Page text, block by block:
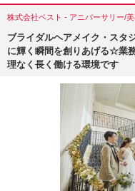
株式会社ベスト - アニバーサリー/
ブライダルヘアメイク・スタ
に輝く瞬間を創りあげる☆
理なく長く働ける環境です